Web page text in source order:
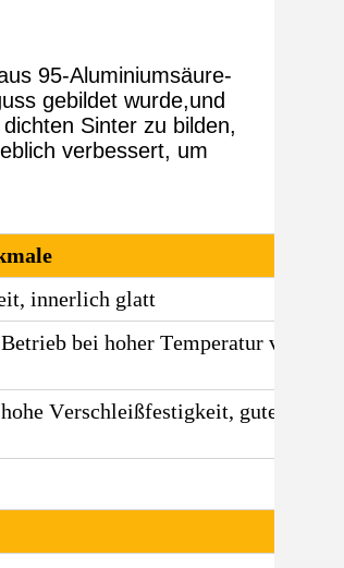
95-Aluminiumsäure-
gebildet wurde,und
Sinter zu bilden,
verbessert, um
innerlich glatt
bei hoher Temperatur von
Verschleißfestigkeit, gute